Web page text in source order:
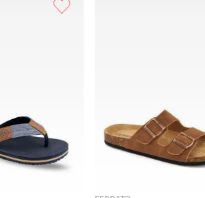
AGREGAR